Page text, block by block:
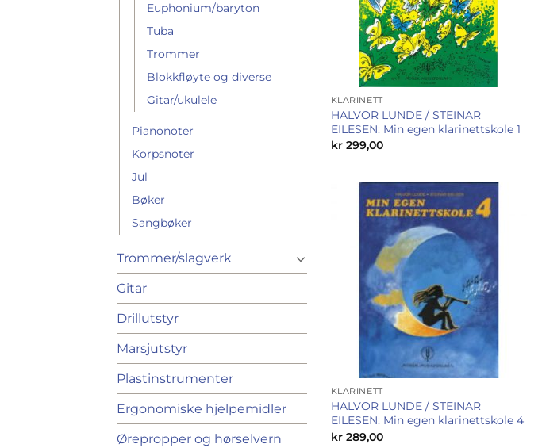
Euphonium/baryton
Tuba
Trommer
Blokkfløyte og diverse
Gitar/ukulele
Pianonoter
Korpsnoter
Jul
Bøker
Sangbøker
Trommer/slagverk
Gitar
Drillutstyr
Marsjutstyr
Plastinstrumenter
Ergonomiske hjelpemidler
Ørepropper og hørselvern
KLARINETT
HALVOR LUNDE / STEINAR
EILESEN: Min egen klarinettskole 1
kr299,00
KLARINETT
HALVOR LUNDE / STEINAR
EILESEN: Min egen klarinettskole 4
kr289,00